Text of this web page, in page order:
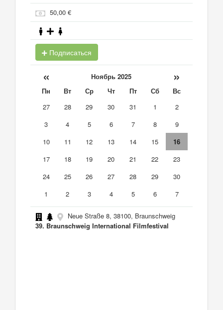
50,00 €
Подписаться
« Ноябрь 2025 »
Пн Вт Ср Чт Пт Сб
Вс
27
28 29 30 31 1
2
3
4 5 6 7 8
9
10
11 12 13 14 15
16
17
18 19 20 21 22
23
24
25 26 27 28 29
30
1
2 3 4 5 6 7
Neue Straße 8, 38100, Braunschweig
39. Braunschweig International Filmfestival